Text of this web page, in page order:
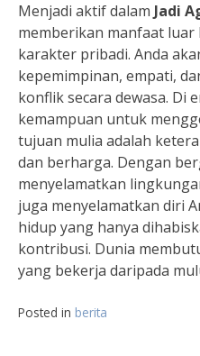
Menjadi aktif dalam Jadi
memberikan manfaat
karakter pribadi. Anda
kepemimpinan, empati,
konflik secara dewasa. Di
kemampuan untuk
tujuan mulia adalah
dan berharga. Dengan
menyelamatkan
juga menyelamatkan diri
hidup yang hanya
kontribusi. Dunia
yang bekerja daripada
Posted in berita